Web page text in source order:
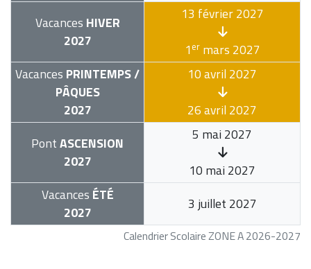
Calendrier Scolaire ZONE A 2026-2027
Vacances HIVER
2027
13 février 2027
1ermars 2027
Vacances PRINTEMPS /
PÂQUES
2027
10 avril 2027
26 avril 2027
PontASCENSION
2027
5 mai 2027
10 mai 2027
Vacances ÉTÉ
2027
3 juillet 2027